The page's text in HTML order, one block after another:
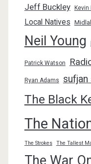
Jeff Buckley Kevin
Local Natives
Neil Young
Patrick Watson
Ryan Adams sufjan
The Black
The
The Strokes The Tallest
The War